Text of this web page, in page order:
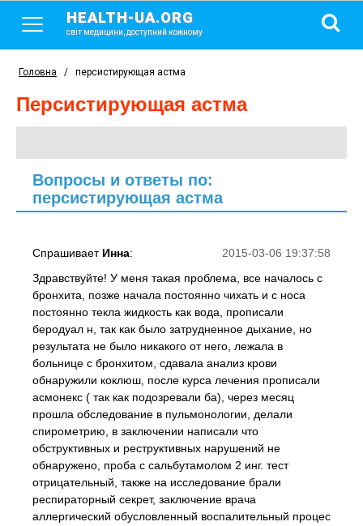
HEALTH-UA.ORG
світ медицини, доступний кожному
Головна / персистирующая астма
персистирующая астма
Вопросы и ответы по:
персистирующая астма
2015-03-06 19:37:58
Спрашивает Инна:
Здравствуйте! У меня такая проблема, все началось с
бронхита, позже начала постоянно чихать и с носа
постоянно текла жидкость как вода, прописали
беродуал н, так как было затрудненное дыхание, но
результата не было никакого от него, лежала в
больнице с бронхитом, сдавала анализ крови
обнаружили коклюш, после курса лечения прописали
асмонекс ( так как подозревали ба), через месяц
прошла обследование в пульмонологии, делали
спирометрию, в заключении написали что
обструктивных и реструктивных нарушений не
обнаружено, проба с сальбутамолом 2 инг. тест
отрицательный, также на исследование брали
респираторный секрет, заключение врача
аллергический обусловленный воспалительный процес